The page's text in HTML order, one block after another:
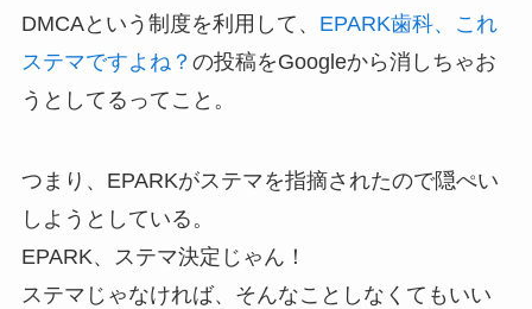
DMCAという制度を利用して、 EPARK歯科、これ
ステマですよね？ の投稿をGoogleから消しちゃお
うとしてるってこと。
つまり、EPARKがステマを指摘されたので隠ぺい
しようとしている。
EPARK、ステマ決定じゃん！
ステマじゃなければ、そんなことしなくてもいい